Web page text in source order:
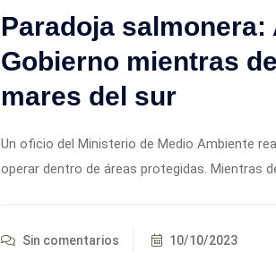
Paradoja
Gobierno mientras
mares del sur
Un oficio del Ministerio de Medio Ambiente
operar dentro de áreas protegidas. Mientras
Sin comentarios 10/10/2023